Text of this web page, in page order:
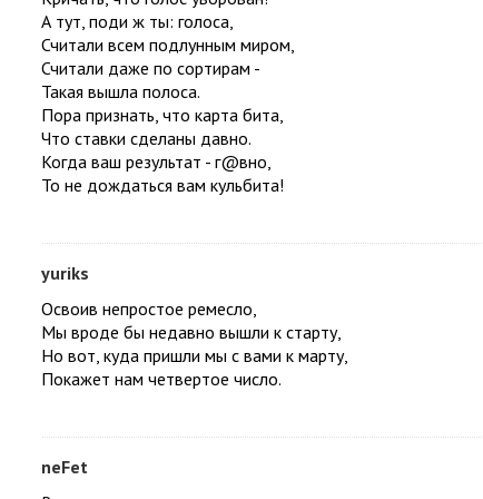
А тут, поди ж ты: голоса,
Считали всем подлунным миром,
Считали даже по сортирам -
Такая вышла полоса.
Пора признать, что карта бита,
Что ставки сделаны давно.
Когда ваш результат - г@вно,
То не дождаться вам кульбита!
yuriks
Освоив непростое ремесло,
Мы вроде бы недавно вышли к старту,
Но вот, куда пришли мы с вами к марту,
Покажет нам четвертое число.
neFet